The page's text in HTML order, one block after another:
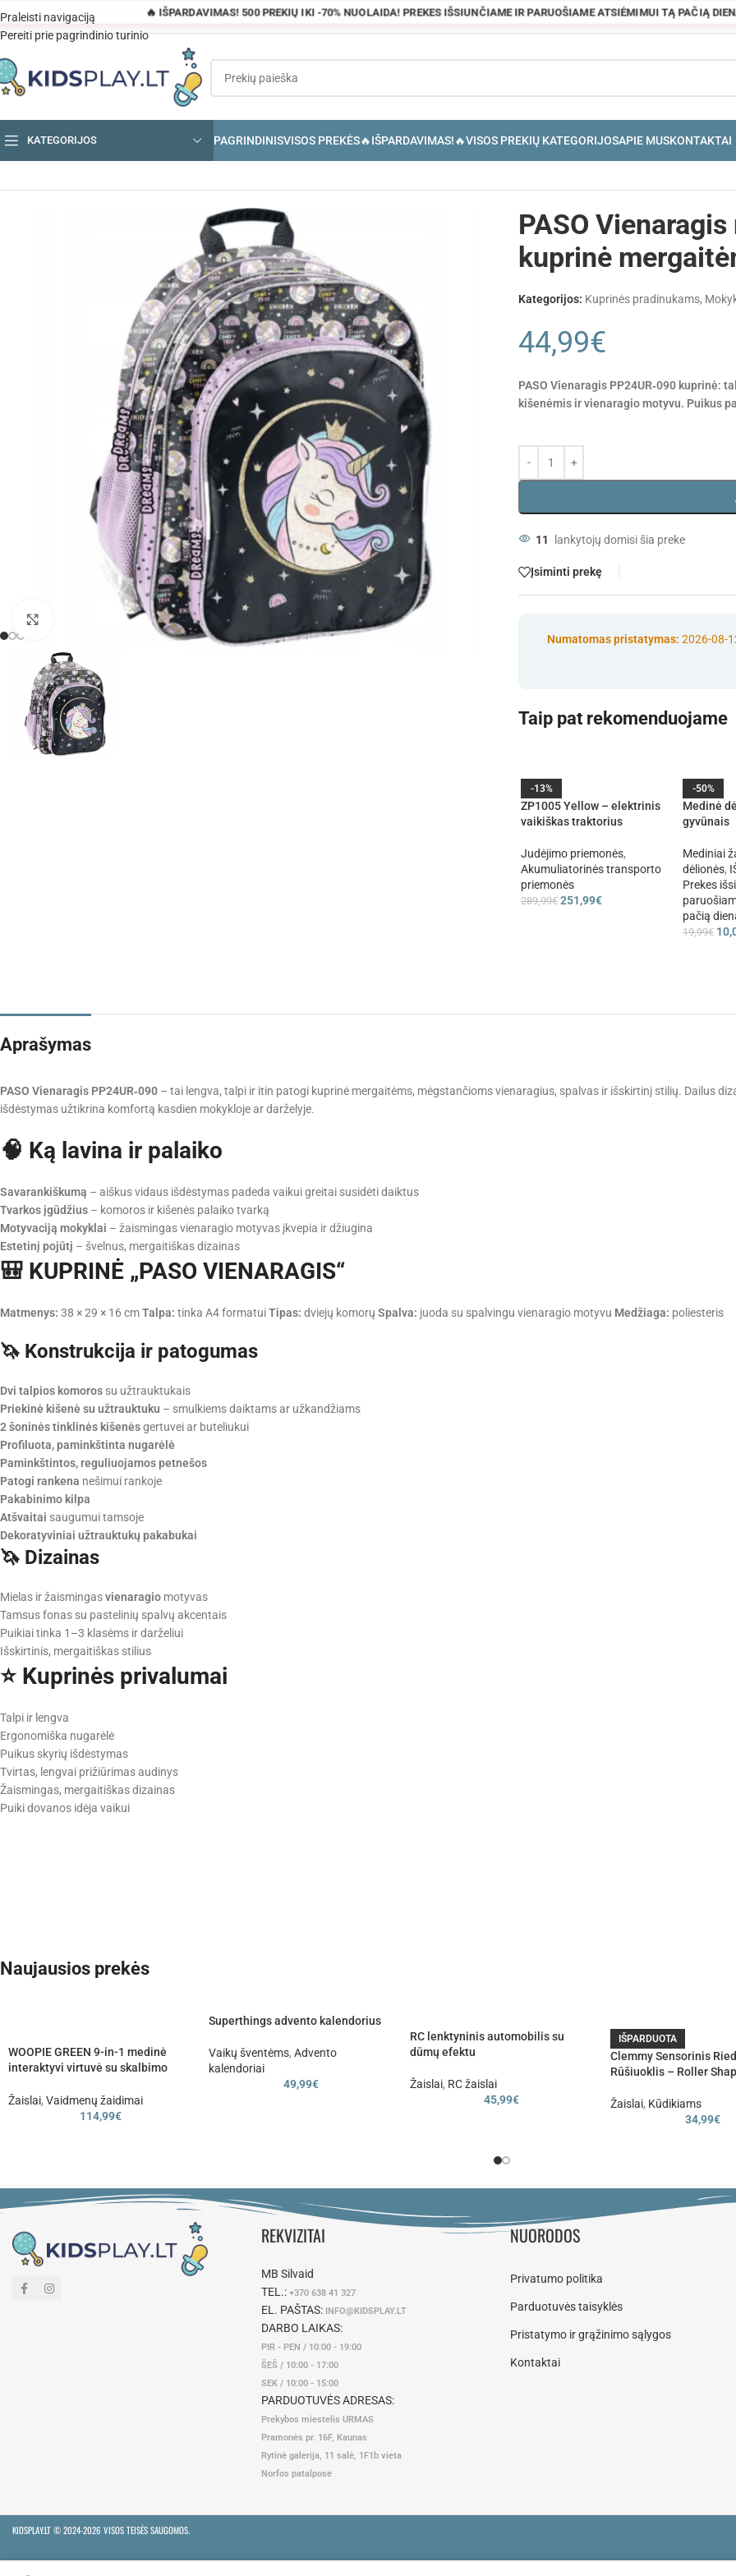
Praleisti navigaciją
Pereiti prie pagrindinio turinio
🔥 IŠPARDAVIMAS! 500 PREKIŲ IKI -70% NUOLAIDA! PREKES IŠSIUNČIAME IR PARUOŠIAME ATSIĖMIMUI TĄ PAČIĄ
KATEGORIJOS PAGRINDINISVISOS PREKĖS🔥IŠPARDAVIMAS!🔥VISOS PREKIŲ KATEGORIJOSAPIE MUSKONTAKTAI
PASO
kuprinė
Kategorijos: Kuprinės pradinukams,
44,99€
PASO Vienaragis PP24UR‑090 kuprinė:
kišenėmis ir vienaragio motyvu. Puikus
11 lankytojų domisi šia preke
Įsiminti prekę
Numatomas pristatymas: 2026-08-
Taip pat rekomenduojame
-13%
ZP1005 Yellow – elektrinis
vaikiškas traktorius
Judėjimo priemonės,
Akumuliatorinės transporto
priemonės
289,99€ 251,99€
-50%
Medinė
gyvūnais
Mediniai
dėlionės,
Prekes
pačią
19,99€
Aprašymas
PASO Vienaragis PP24UR‑090 – tai lengva, talpi ir itin patogi kuprinė mergaitėms, mėgstančioms vienaragius, spalvas ir išskirtinį stilių. Dailus
išdėstymas užtikrina komfortą kasdien mokykloje ar darželyje.
🧠 Ką lavina ir palaiko
Savarankiškumą – aiškus vidaus išdėstymas padeda vaikui greitai susidėti daiktus
Tvarkos įgūdžius – komoros ir kišenės palaiko tvarką
Motyvaciją mokyklai – žaismingas vienaragio motyvas įkvepia ir džiugina
Estetinį pojūtį – švelnus, mergaitiškas dizainas
🎒 KUPRINĖ „PASO VIENARAGIS“
Matmenys: 38 × 29 × 16 cmTalpa: tinka A4 formatuiTipas: dviejų komorų Spalva: juoda su spalvingu vienaragio motyvu Medžiaga: poliesteris
🦄 Konstrukcija ir patogumas
Dvi talpios komoros su užtrauktukais
Priekinė kišenė su užtrauktuku – smulkiems daiktams ar užkandžiams
2 šoninės tinklinės kišenėsgertuvei ar buteliukui
Profiluota, paminkštinta nugarėlė
Paminkštintos, reguliuojamos petnešos
Patogi rankena nešimui rankoje
Pakabinimo kilpa
Atšvaitai saugumui tamsoje
Dekoratyviniai užtrauktukų pakabukai
🦄 Dizainas
Mielas ir žaismingasvienaragio motyvas
Tamsus fonas su pastelinių spalvų akcentais
Puikiai tinka 1–3 klasėms ir darželiui
Išskirtinis, mergaitiškas stilius
⭐ Kuprinės privalumai
Talpi ir lengva
Ergonomiška nugarėlė
Puikus skyrių išdėstymas
Tvirtas, lengvai prižiūrimas audinys
Žaismingas, mergaitiškas dizainas
Puiki dovanos idėja vaikui
Naujausios prekės
WOOPIE GREEN 9-in-1 medinė
interaktyvi virtuvė su skalbimo
Žaislai, Vaidmenų žaidimai
114,99€
Superthings advento kalendorius
Vaikų šventėms, Advento
kalendoriai
49,99€
RC lenktyninis automobilis su
dūmų efektu
Žaislai, RC žaislai
45,99€
IŠPARDUOTA
Clemmy Sensorinis
Rūšiuoklis – Roller
Žaislai, Kūdikiams
34,99€
REKVIZITAI
MB Silvaid
TEL.: +370 638 41 327
EL. PAŠTAS: INFO@KIDSPLAY.LT
DARBO LAIKAS:
PIR - PEN / 10:00 - 19:00
ŠEŠ / 10:00 - 17:00
SEK / 10:00 - 15:00
PARDUOTUVĖS ADRESAS:
Prekybos miestelis URMAS
Pramonės pr. 16F, Kaunas
Rytinė galerija, 11 salė, 1F1b vieta
Norfos patalpose
NUORODOS
Privatumo politika
Parduotuvės taisyklės
Pristatymo ir grąžinimo sąlygos
Kontaktai
KIDSPLAY.LT ©2024-2026 VISOS TEISĖS SAUGOMOS.